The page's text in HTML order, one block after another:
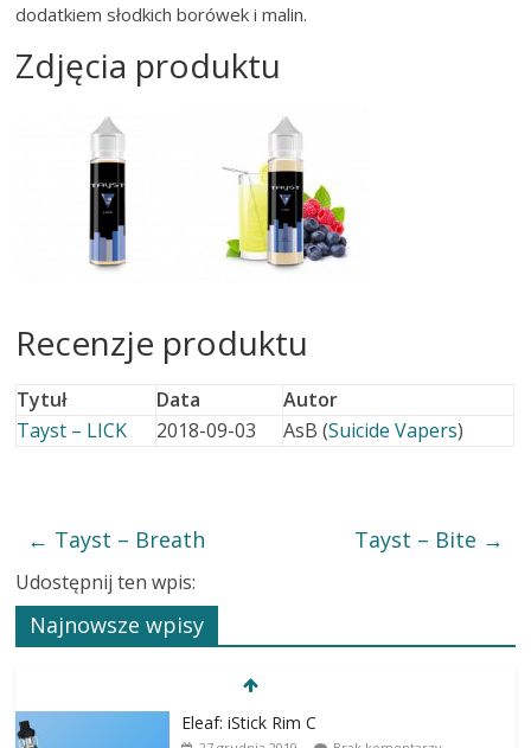
dodatkiem słodkich borówek i malin.
Zdjęcia produktu
Recenzje produktu
Tytuł Data
Autor
Tayst – LICK
2018-09-03 AsB (Suicide Vapers)
← Tayst – Breath Tayst – Bite →
Udostępnij ten wpis:
Najnowsze wpisy
Eleaf: iStick Rim C